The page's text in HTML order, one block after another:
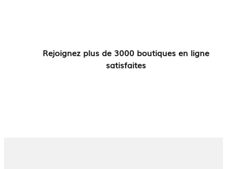
Rejoignez plus de 3000 boutiques en ligne
satisfaites